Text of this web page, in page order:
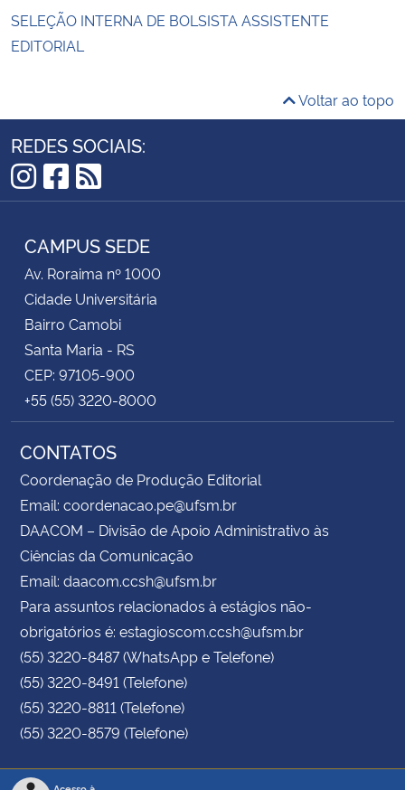
SELEÇÃO INTERNA DE BOLSISTA ASSISTENTE
EDITORIAL
Voltar ao topo
REDES SOCIAIS:
Instagram
Facebook
RSS
CAMPUS SEDE
Av. Roraima nº 1000
Cidade Universitária
Bairro Camobi
Santa Maria - RS
CEP: 97105-900
+55 (55) 3220-8000
CONTATOS
Coordenação de Produção Editorial
Email: coordenacao.pe@ufsm.br
DAACOM – Divisão de Apoio Administrativo às
Ciências da Comunicação
Email: daacom.ccsh@ufsm.br
Para assuntos relacionados à estágios não-
obrigatórios é: estagioscom.ccsh@ufsm.br
(55) 3220-8487 (WhatsApp e Telefone)
(55) 3220-8491 (Telefone)
(55) 3220-8811 (Telefone)
(55) 3220-8579 (Telefone)